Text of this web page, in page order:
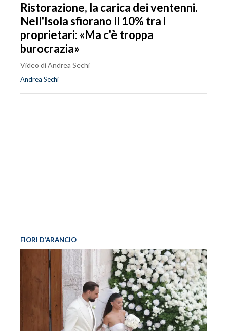
Ristorazione, la carica dei ventenni.
Nell'Isola sfiorano il 10% tra i
proprietari: «Ma c'è troppa
burocrazia»
Video di Andrea Sechi
Andrea Sechi
FIORI D’ARANCIO